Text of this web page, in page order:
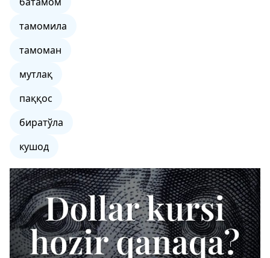
тамомила
тамоман
мутлақ
паққос
биратўла
кушод